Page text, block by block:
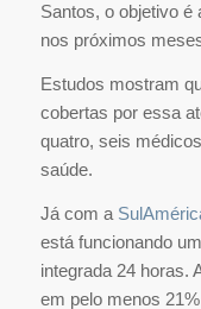
Santos, o objetivo é
nos próximos
Estudos mostram
cobertas por essa
quatro, seis
saúde.
Já com a
está funcionando
integrada 24 horas.
em pelo menos